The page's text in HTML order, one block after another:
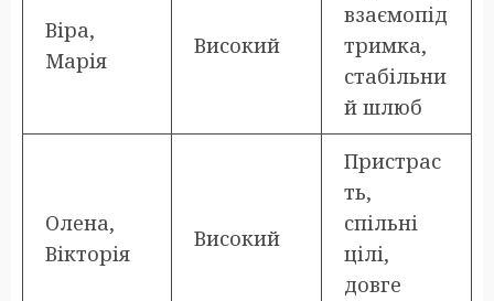
Віра,
Марія
Високий
взаємопід
тримка,
стабільни
й шлюб
Олена,
Вікторія
Високий
Пристрас
ть,
спільні
цілі,
довге